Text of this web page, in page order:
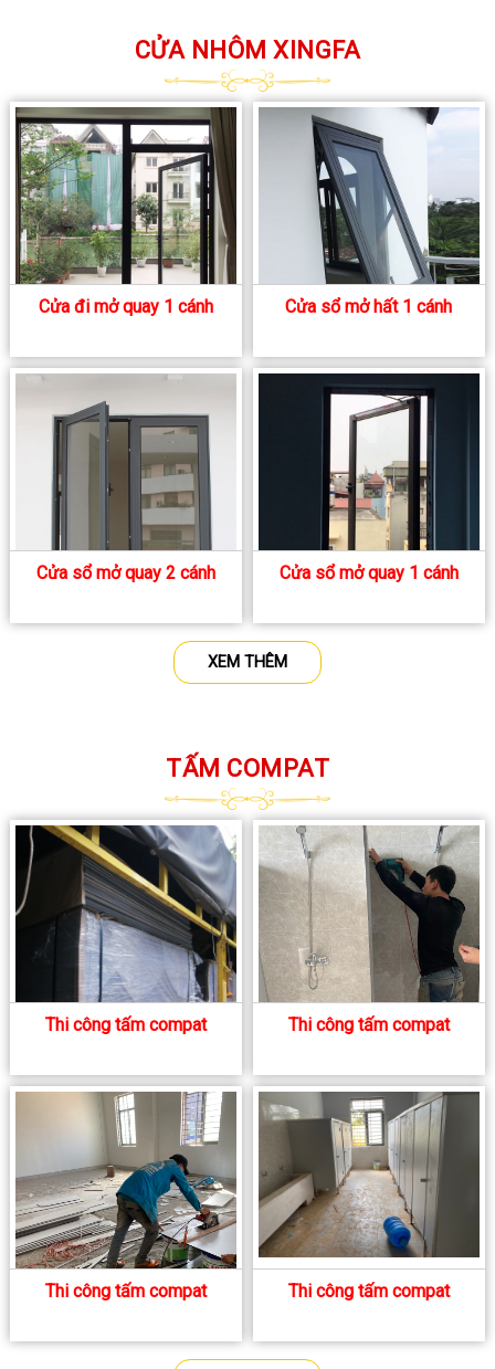
CỬA NHÔM XINGFA
Cửa đi mở quay 1 cánh Cửa sổ mở hất 1 cánh
Cửa sổ mở quay 2 cánh Cửa sổ mở quay 1 cánh
XEM THÊM
TẤM COMPAT
Thi công tấm compat Thi công tấm compat
Thi công tấm compat Thi công tấm compat